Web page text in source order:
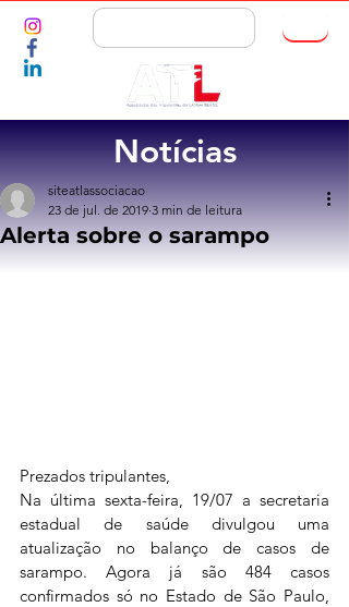
Notícias
Alerta sobre o sarampo
siteatlassociacao
23 de jul. de 2019 3 min de leitura
Prezados tripulantes,
Na última sexta-feira, 19/07 a secretaria
estadual de saúde divulgou uma
atualização no balanço de casos de
sarampo. Agora já são 484 casos
confirmados só no Estado de São Paulo,